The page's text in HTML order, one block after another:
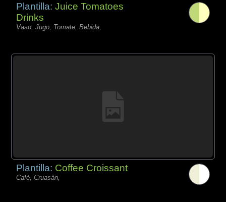
Plantilla:Juice Tomatoes
Drinks
Vaso, Jugo, Tomate, Bebida,
Plantilla: Coffee Croissant
Café, Cruasán,